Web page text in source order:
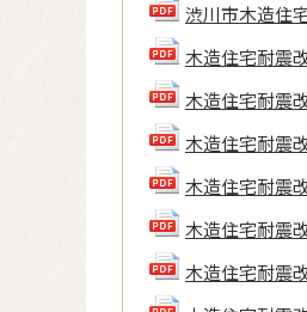
渋川市木造住
木造住宅耐震
木造住宅耐震
木造住宅耐震
木造住宅耐震
木造住宅耐震
木造住宅耐震